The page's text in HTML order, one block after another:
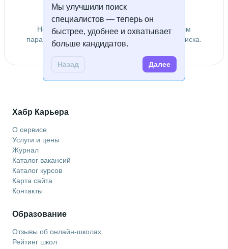
Мы улучшили поиск
специалистов — теперь он
быстрее, удобнее и охватывает
больше кандидатов.
Назад Далее
Специалисты не найдены
Не удалось найти специалистов по заданным
параметрам. Попробуйте изменить условия поиска.
Хабр Карьера
О сервисе
Услуги и цены
Журнал
Каталог вакансий
Каталог курсов
Карта сайта
Контакты
Образование
Отзывы об онлайн-школах
Рейтинг школ